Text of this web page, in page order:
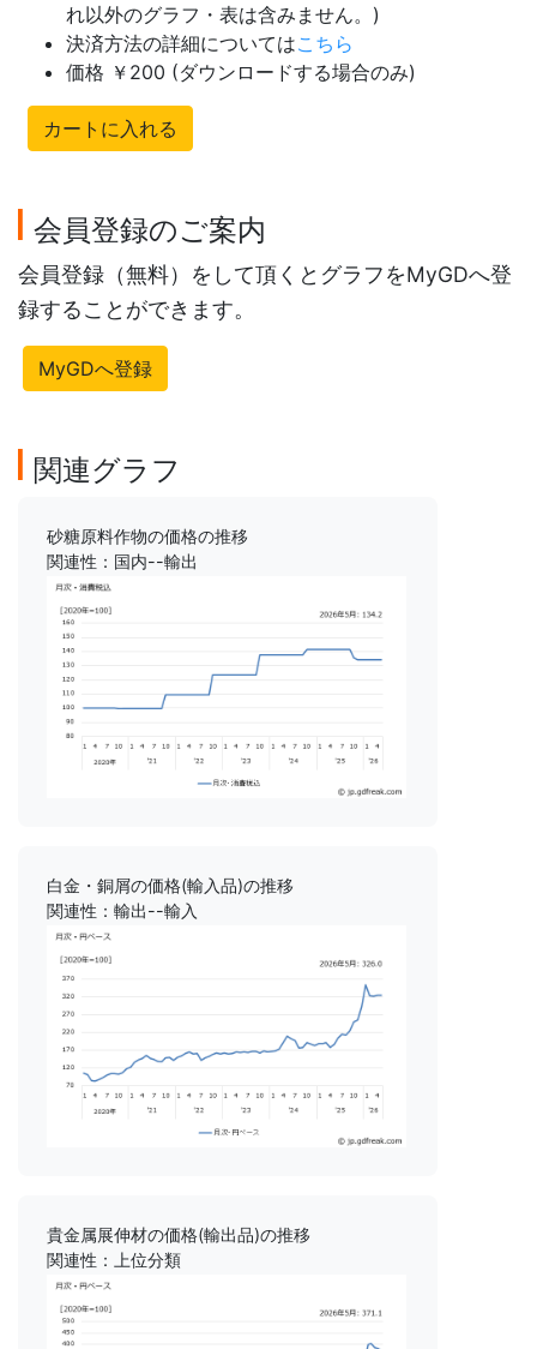
れ以外のグラフ・表は含みません。)
決済方法の詳細についてはこちら
価格 ￥200 (ダウンロードする場合のみ)
カートに入れる
会員登録のご案内
会員登録（無料）をして頂くとグラフをMyGDへ登
録することができます。
MyGDへ登録
関連グラフ
砂糖原料作物の価格の推移
関連性：国内--輸出
白金・銅屑の価格(輸入品)の推移
関連性：輸出--輸入
貴金属展伸材の価格(輸出品)の推移
関連性：上位分類